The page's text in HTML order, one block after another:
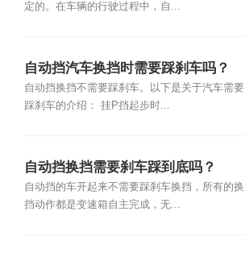
定的。在车辆的行驶过程中，自...
自动挡汽车换挡时需要踩刹车吗？
自动挡换挡不需要踩刹车。以下是关于汽车需要
踩刹车的介绍： 挂P挡起步时...
自动挡换挡需要刹车踩到底吗？
自动挡的车开起来不需要踩刹车换挡，所有的换
挡动作都是变速箱自主完成，无...